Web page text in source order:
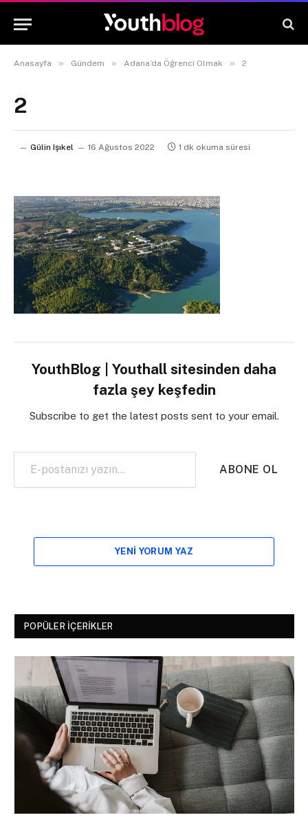
Anasayfa » Gündem » Adana’da Öğrenci Olmak » 2
2
Gülin Işıkel 16 Ağustos 2022 1 dk okuma süresi
YouthBlog | Youthall sitesinden daha
fazla şey keşfedin
Subscribe to get the latest posts sent to your email.
E-postanızı yazın…
ABONE OL
YENI YORUM YAZ
POPÜLER İÇERIKLER